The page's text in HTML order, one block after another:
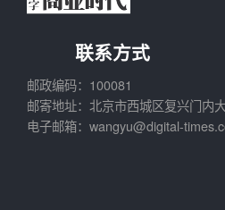
联系方式
邮政编码：100081
邮寄地址：北京市西城区复兴门内
电子邮箱：wangyu@digital-